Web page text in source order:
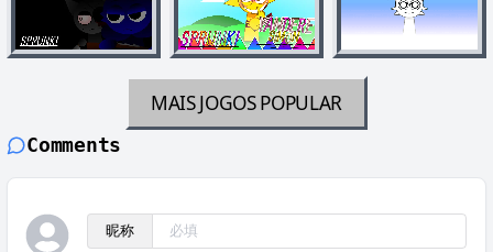
MAIS JOGOSPOPULAR
Comments
昵称